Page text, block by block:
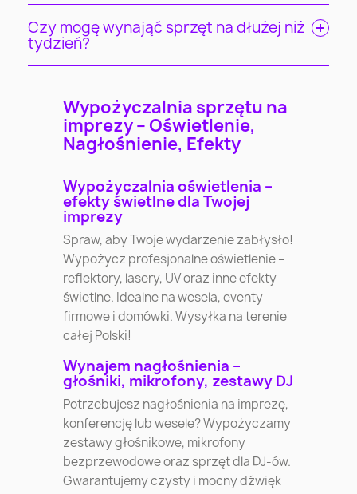
Czy mogę wynająć sprzęt na dłużej niż
tydzień?
Wypożyczalnia sprzętu na
imprezy – Oświetlenie,
Nagłośnienie, Efekty
Wypożyczalnia oświetlenia –
efekty świetlne dla Twojej
imprezy
Spraw, aby Twoje wydarzenie zabłysło!
Wypożycz profesjonalne oświetlenie –
reflektory, lasery, UV oraz inne efekty
świetlne. Idealne na wesela, eventy
firmowe i domówki. Wysyłka na terenie
całej Polski!
Wynajem nagłośnienia –
głośniki, mikrofony, zestawy DJ
Potrzebujesz nagłośnienia na imprezę,
konferencję lub wesele? Wypożyczamy
zestawy głośnikowe, mikrofony
bezprzewodowe oraz sprzęt dla DJ-ów.
Gwarantujemy czysty i mocny dźwięk